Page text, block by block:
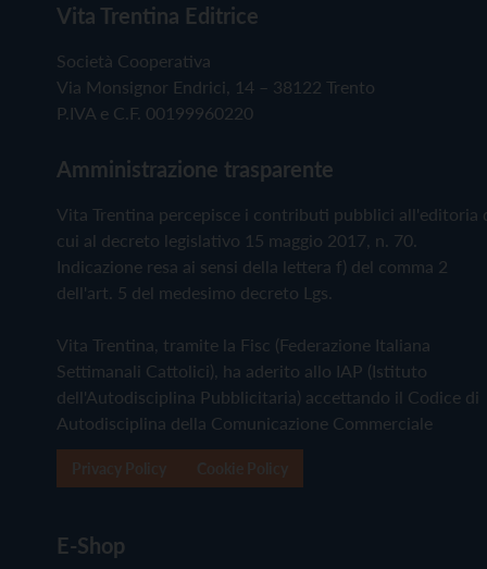
Vita Trentina Editrice
Società Cooperativa
Via Monsignor Endrici, 14 – 38122 Trento
P.IVA e C.F. 00199960220
Amministrazione trasparente
Vita Trentina percepisce i contributi pubblici all'editoria
cui al decreto legislativo 15 maggio 2017, n. 70.
Indicazione resa ai sensi della lettera f) del comma 2
dell'art. 5 del medesimo decreto Lgs.
Vita Trentina, tramite la Fisc (Federazione Italiana
Settimanali Cattolici), ha aderito allo IAP (Istituto
dell'Autodisciplina Pubblicitaria) accettando il Codice di
Autodisciplina della Comunicazione Commerciale
E-Shop